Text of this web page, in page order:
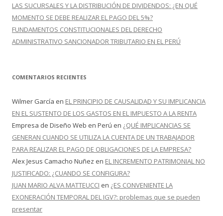
LAS SUCURSALES Y LA DISTRIBUCIÓN DE DIVIDENDOS: ¿EN QUÉ
MOMENTO SE DEBE REALIZAR EL PAGO DEL 5%?
FUNDAMENTOS CONSTITUCIONALES DEL DERECHO
ADMINISTRATIVO SANCIONADOR TRIBUTARIO EN EL PERÚ
COMENTARIOS RECIENTES
Wilmer García en EL PRINCIPIO DE CAUSALIDAD Y SU IMPLICANCIA
EN EL SUSTENTO DE LOS GASTOS EN EL IMPUESTO A LA RENTA
Empresa de Diseño Web en Perú en ¿QUÉ IMPLICANCIAS SE
GENERAN CUANDO SE UTILIZA LA CUENTA DE UN TRABAJADOR
PARA REALIZAR EL PAGO DE OBLIGACIONES DE LA EMPRESA?
Alex Jesus Camacho Nuñez en EL INCREMENTO PATRIMONIAL NO
JUSTIFICADO: ¿CUANDO SE CONFIGURA?
JUAN MARIO ALVA MATTEUCCI en ¿ES CONVENIENTE LA
EXONERACIÓN TEMPORAL DEL IGV?: problemas que se pueden
presentar